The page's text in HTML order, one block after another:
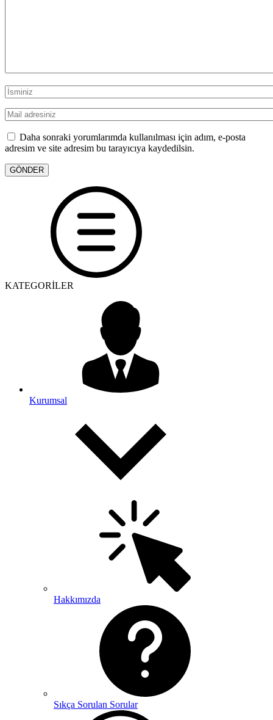
Daha sonraki yorumlarımda kullanılması için adım, e-posta
adresim ve site adresim bu tarayıcıya kaydedilsin.
KATEGORİLER
Kurumsal
Hakkımızda
Sıkça Sorulan Sorular